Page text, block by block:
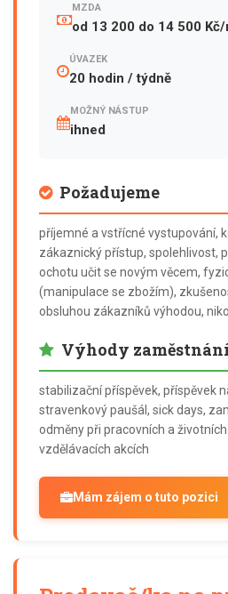
MZDA
od 13 200 do 14 500
ÚVAZEK
20 hodin / týdně
MOŽNÝ NÁSTUP
ihned
Požadujeme
příjemné a vstřícné vystupování,
zákaznický přístup, spolehlivost,
ochotu učit se novým věcem,
(manipulace se zbožím),
obsluhou zákazníků výhodou,
Výhody
stabilizační příspěvek, příspěvek
stravenkový paušál, sick days,
odměny při pracovních a
vzdělávacích akcích
Mám zájem o tuto pozici